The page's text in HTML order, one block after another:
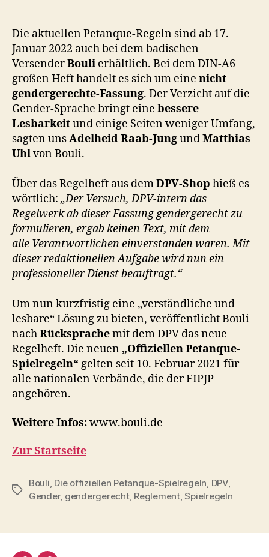
Die aktuellen Petanque-Regeln sind ab 17.
Januar 2022 auch bei dem badischen
VersenderBouli erhältlich. Bei dem DIN-A6
großen Heft handelt es sich um eine nicht
gendergerechte-Fassung. Der Verzicht auf die
Gender-Sprache bringt eine bessere
Lesbarkeitund einige Seiten weniger Umfang,
sagten unsAdelheid Raab-JungundMatthias
Uhlvon Bouli.
Über das Regelheft aus demDPV-Shop hieß es
wörtlich: „Der Versuch, DPV-intern das
Regelwerk ab dieser Fassung gendergerecht zu
formulieren, ergab keinen Text, mit dem
alle Verantwortlichen einverstanden waren. Mit
dieser redaktionellen Aufgabe wird nun ein
professioneller Dienst beauftragt.“
Um nun kurzfristig eine „verständliche und
lesbare“ Lösung zu bieten, veröffentlicht Bouli
nachRücksprachemit dem DPV das neue
Regelheft. Die neuen „Offiziellen Petanque-
Spielregeln“ gelten seit 10. Februar 2021 für
alle nationalen Verbände, die der FIPJP
angehören.
Weitere Infos:www.bouli.de
Zur Startseite
Schlagwörter
Bouli, Die offiziellen Petanque-Spielregeln, DPV,
Gender, gendergerecht, Reglement,Spielregeln